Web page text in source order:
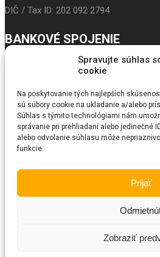
Spravujte súhlas
cookie
Na poskytovanie tých najlepších
sú súbory cookie na ukladanie a/alebo
Súhlas s týmito technológiami nám
správanie pri prehliadaní alebo jedinečné
alebo odvolanie súhlasu môže
funkcie.
Prijať
Zobraziť
DIČ / Tax ID: 202 092 2794
BANKOVÉ SPOJENIE
IBAN: SK24 3100 0000 0043 5017 9117
Prima banka
BIC/SWIFT: LUBASKBX
SEARCH
. All